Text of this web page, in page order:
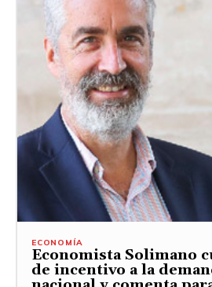
ECONOMÍA
Economista Solimano
de incentivo a la